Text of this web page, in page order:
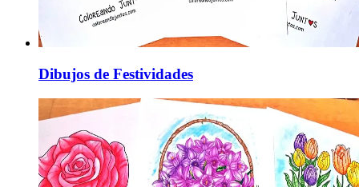
Dibujos de Festividades